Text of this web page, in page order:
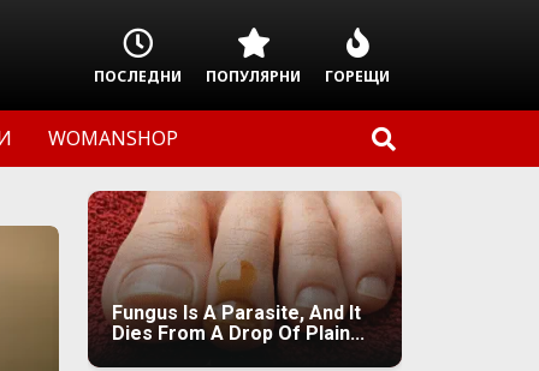
ПОСЛЕДНИ ПОПУЛЯРНИ ГОРЕЩИ
WOMANSHOP
Fungus Is A Parasite, And It
Dies From A Drop Of Plain...